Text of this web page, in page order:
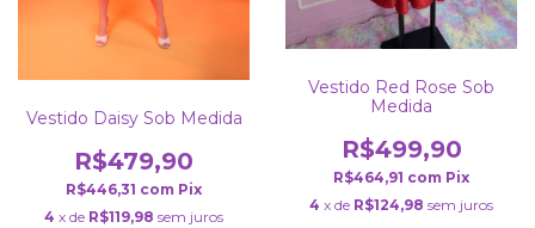
Vestido Daisy Sob Medida
R$479,90
R$446,31 com Pix
4 x de R$119,98 sem juros
Vestido Red Rose Sob
Medida
R$499,90
R$464,91 com Pix
4 x de R$124,98 sem juros